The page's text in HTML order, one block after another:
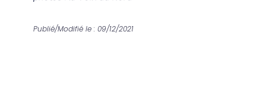
Publié/Modifié le : 09/12/2021